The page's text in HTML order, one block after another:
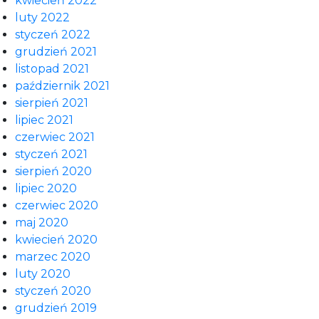
luty 2022
styczeń 2022
grudzień 2021
listopad 2021
październik 2021
sierpień 2021
lipiec 2021
czerwiec 2021
styczeń 2021
sierpień 2020
lipiec 2020
czerwiec 2020
maj 2020
kwiecień 2020
marzec 2020
luty 2020
styczeń 2020
grudzień 2019